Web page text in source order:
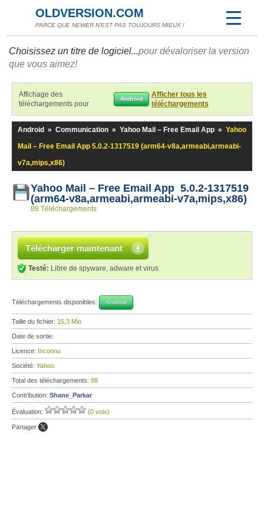
OLDVERSION.COM
PARCE QUE NEWER N'EST PAS TOUJOURS MIEUX !
Choisissez un titre de logiciel...pour dévaloriser la version
que vous aimez!
Affichage des
téléchargements pour
Android
Afficher tous les
téléchargements
Android » Communication » Yahoo Mail – Free Email App » Yahoo
Mail – Free Email App 5.0.2-1317519 (arm64-v8a,armeabi,armeabi-
v7a,mips,x86)
Yahoo Mail – Free Email App 5.0.2-1317519
(arm64-v8a,armeabi,armeabi-v7a,mips,x86)
88 Téléchargements
Télécharger maintenant
Testé: Libre de spyware, adware et virus
Téléchargements disponibles: Android
Taille du fichier: 15,3 Mio
Date de sortie:
Licence: Inconnu
Société: Yahoo
Total des téléchargements: 88
Contribution: Shane_Parkar
Évaluation: (0 voix)
Partager: